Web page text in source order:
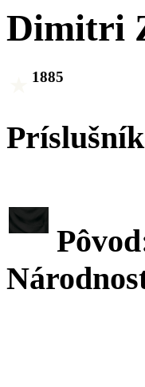
Dimitri
1885